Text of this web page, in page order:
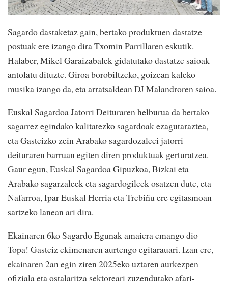
Sagardo dastaketaz gain, bertako produktuen dastatze
postuak ere izango dira Txomin Parrillaren eskutik.
Halaber, Mikel Garaizabalek gidatutako dastatze saioak
antolatu dituzte. Giroa borobiltzeko, goizean kaleko
musika izango da, eta arratsaldean DJ Malandroren saioa.
Euskal Sagardoa Jatorri Deituraren helburua da bertako
sagarrez egindako kalitatezko sagardoak ezagutaraztea,
eta Gasteizko zein Arabako sagardozaleei jatorri
deituraren barruan egiten diren produktuak gerturatzea.
Gaur egun, Euskal Sagardoa Gipuzkoa, Bizkai eta
Arabako sagarzaleek eta sagardogileek osatzen dute, eta
Nafarroa, Ipar Euskal Herria eta Trebiñu ere egitasmoan
sartzeko lanean ari dira.
Ekainaren 6ko Sagardo Egunak amaiera emango dio
Topa! Gasteiz ekimenaren aurtengo egitarauari. Izan ere,
ekainaren 2an egin ziren 2025eko uztaren aurkezpen
ofiziala eta ostalaritza sektoreari zuzendutako afari-